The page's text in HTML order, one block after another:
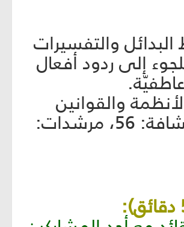
والتفسيرات
إلى ردود أفعال
والقوانين
العامّة. (كشافة: 56، مرشدات: